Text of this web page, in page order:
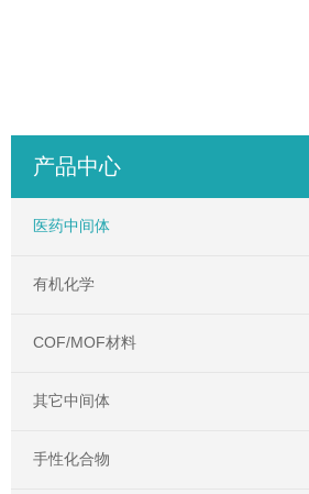
产品中心
医药中间体
有机化学
COF/MOF材料
其它中间体
手性化合物